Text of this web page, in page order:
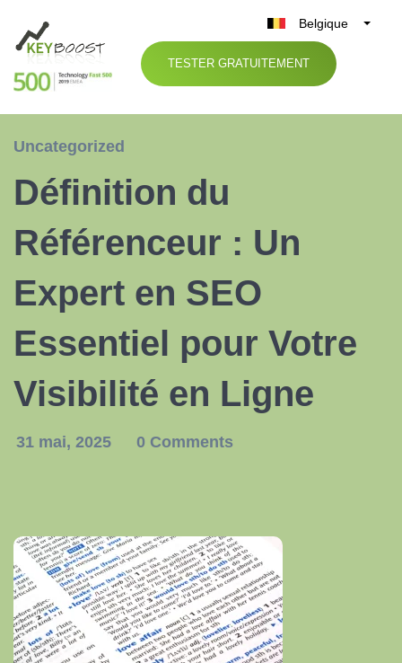
Belgique
België
Nederland
TESTER GRATUITEMENT
Uncategorized
Définition du
Référenceur : Un
Expert en SEO
Essentiel pour Votre
Visibilité en Ligne
31 mai, 2025 0 Comments